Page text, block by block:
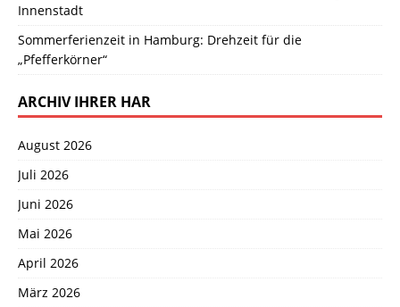
Innenstadt
Sommerferienzeit in Hamburg: Drehzeit für die
„Pfefferkörner“
ARCHIV IHRER HAR
August 2026
Juli 2026
Juni 2026
Mai 2026
April 2026
März 2026